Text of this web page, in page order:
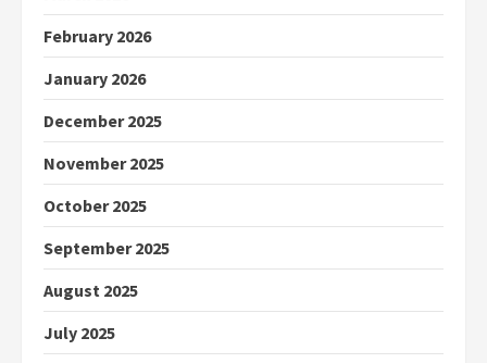
February 2026
January 2026
December 2025
November 2025
October 2025
September 2025
August 2025
July 2025